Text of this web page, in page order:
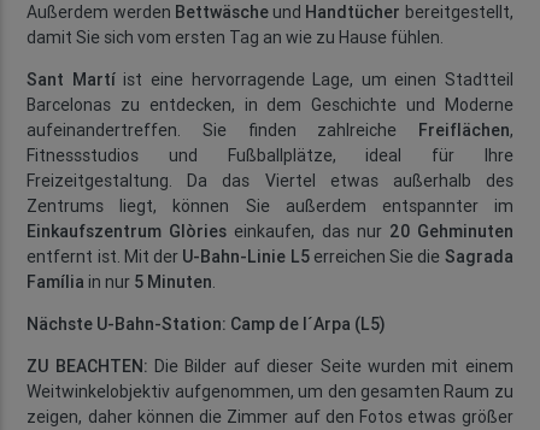
Außerdem werden Bettwäscheund Handtücher bereitgestellt,
damit Sie sich vom ersten Tag an wie zu Hause fühlen.
Sant Martíist eine hervorragende Lage, um einen Stadtteil
Barcelonas zu entdecken, in dem Geschichte und Moderne
aufeinandertreffen. Sie finden zahlreiche
Freiflächen,
Fitnessstudios und Fußballplätze, ideal für Ihre
Freizeitgestaltung. Da das Viertel etwas außerhalb des
Zentrums liegt, können Sie außerdem entspannter im
Einkaufszentrum Glòries einkaufen, das nur 20 Gehminuten
entfernt ist. Mit der U-Bahn-Linie L5erreichen Sie die Sagrada
Família in nur 5 Minuten.
Nächste U-Bahn-Station: Camp de l´Arpa (L5)
ZU BEACHTEN: Die Bilder auf dieser Seite wurden mit einem
Weitwinkelobjektiv aufgenommen, um den gesamten Raum zu
zeigen, daher können die Zimmer auf den Fotos etwas größer